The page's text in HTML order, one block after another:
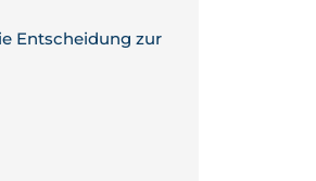
Entscheidung zur